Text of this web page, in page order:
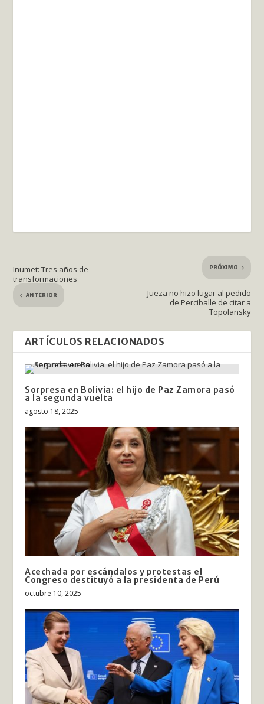
Inumet: Tres años de
transformaciones
ANTERIOR
PRÓXIMO
Jueza no hizo lugar al pedido
de Perciballe de citar a
Topolansky
ARTÍCULOS RELACIONADOS
Sorpresa en Bolivia: el hijo de Paz Zamora pasó
a la segunda vuelta
agosto 18, 2025
Acechada por escándalos y protestas el
Congreso destituyó a la presidenta de Perú
octubre 10, 2025